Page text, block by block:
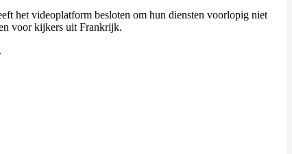
het videoplatform besloten om hun diensten voorlopig niet
voor kijkers uit Frankrijk.
.